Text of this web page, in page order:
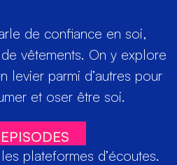
de confiance en soi,
de vêtements. On y explore
levier parmi d’autres pour
et oser être soi.
plateformes d’écoutes.